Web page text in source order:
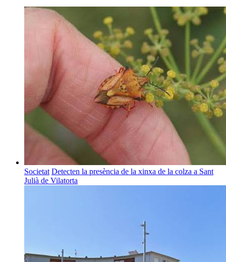
Societat Detecten la presència de la xinxa de la colza a Sant
Julià de Vilatorta